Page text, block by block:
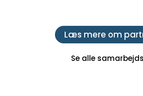
Læs mere om
Se alle